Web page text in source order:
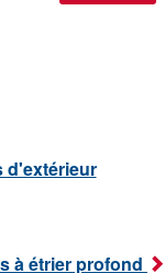
d'extérieur
à étrier profond